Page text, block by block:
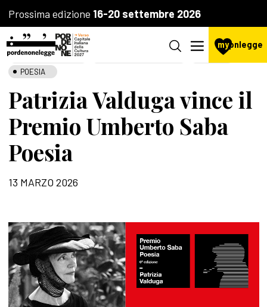
Prossima edizione 16-20 settembre 2026
mypnlegge
LA FONDAZIONE
PREMI
POESIA
Patrizia Valduga vince il
Premio Umberto Saba
Poesia
13 MARZO 2026